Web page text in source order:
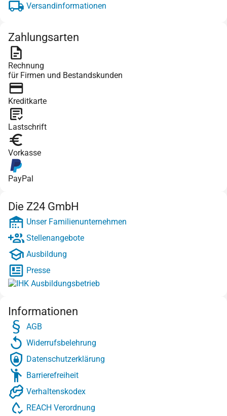
Versandinformationen
Zahlungsarten
Rechnung
für Firmen und Bestandskunden
Kreditkarte
Lastschrift
Vorkasse
PayPal
Die Z24 GmbH
Unser Familienunternehmen
Stellenangebote
Ausbildung
Presse
Informationen
AGB
Widerrufsbelehrung
Datenschutzerklärung
Barrierefreiheit
Verhaltenskodex
REACH Verordnung